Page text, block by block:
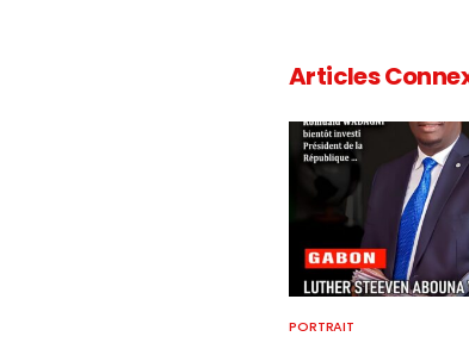
Articles
PORTRAIT